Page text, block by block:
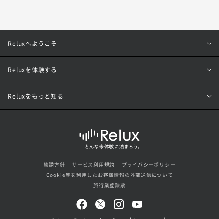
Reluxへようこそ
Reluxを体験する
Reluxをもっと知る
勧誘方針 サービス利用規約
プライバシーポリシー
Cookie等を利用したお客様情報の外部送信について
旅行業登録票